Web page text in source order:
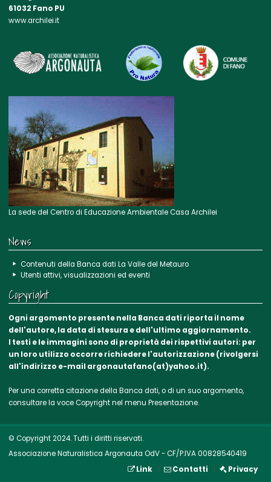
61032 Fano PU
www.archilei.it
La sede del Centro di Educazione Ambientale Casa Archilei
News
Contenuti della Banca dati La Valle del Metauro
Utenti attivi, visualizzazioni ed eventi
Copyright
Ogni argomento presente nella Banca dati riporta il nome
dell'autore, la data di stesura e dell'ultimo aggiornamento.
I testi e le immagini sono di proprietà dei rispettivi autori: per
un loro utilizzo occorre richiedere l'autorizzazione (rivolgersi
all'indirizzo e-mail argonautafano(at)yahoo.it).
Per una corretta citazione della Banca dati, o di un suo argomento,
consultare la voceCopyrightnel menu Presentazione.
© Copyright 2024. Tutti i diritti riservati.
Associazione Naturalistica Argonauta OdV - CF/P.IVA 00828540419
Link
Contatti Privacy